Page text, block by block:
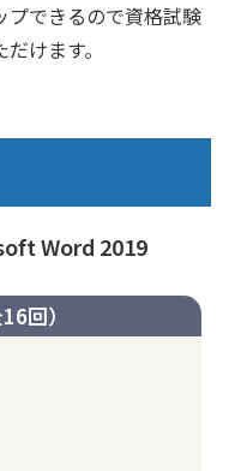
プできるので資格試験
けます。
Word 2019
回）